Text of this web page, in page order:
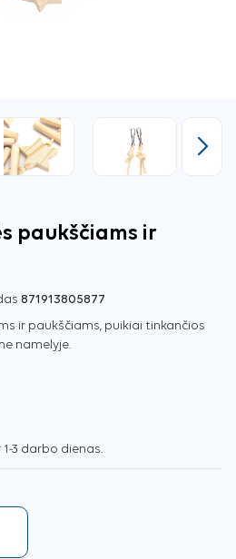
Tęsti
paukščiams ir
871913805877
ir paukščiams, puikiai tinkančios
namelyje.
3 darbo dienas.